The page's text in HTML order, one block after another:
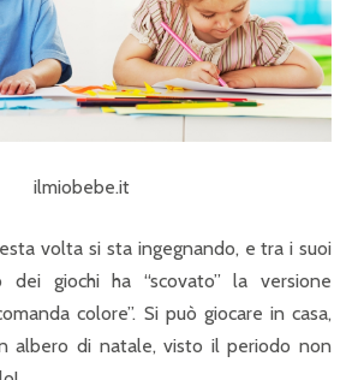
volta si sta ingegnando, e tra i suoi
dei giochi ha “scovato” la versione
colore”. Si può giocare in casa,
albero di natale, visto il periodo non